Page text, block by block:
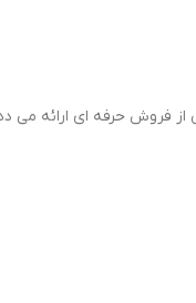
از فروش حرفه ای ارائه می